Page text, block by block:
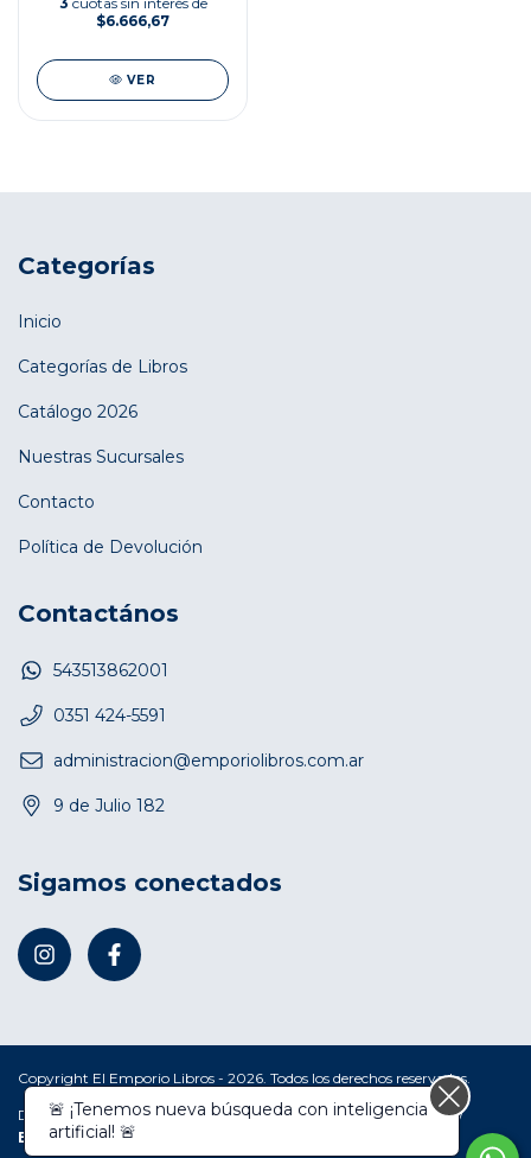
$6.666,67
VER
Categorías
Inicio
Categorías de Libros
Catálogo 2026
Nuestras Sucursales
Contacto
Política de Devolución
Contactános
543513862001
0351 424-5591
administracion@emporiolibros.com.ar
9 de Julio 182
Sigamos conectados
Copyright El Emporio Libros - 2026. Todos los derechos reservados.
Defensa de las y los consumidores. Para reclamos ingresá acá. /
Botón de arrepentimiento
🚨 ¡Tenemos nueva búsqueda con inteligencia
artificial! 🚨